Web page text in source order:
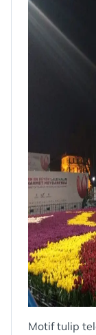
Motif tulip